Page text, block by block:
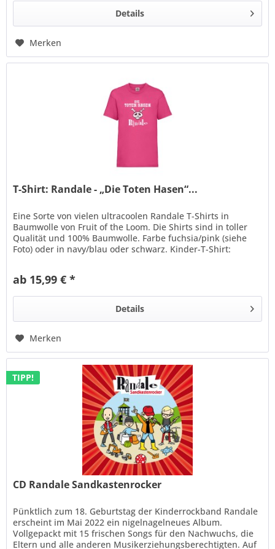
Details
Merken
T-Shirt: Randale - „Die Toten Hasen“...
Eine Sorte von vielen ultracoolen Randale T-Shirts in
Baumwolle von Fruit of the Loom. Die Shirts sind in toller
Qualität und 100% Baumwolle. Farbe fuchsia/pink (siehe
Foto) oder in navy/blau oder schwarz. Kinder-T-Shirt:
ab 15,99 € *
Details
Merken
TIPP!
CD Randale Sandkastenrocker
Pünktlich zum 18. Geburtstag der Kinderrockband Randale
erscheint im Mai 2022 ein nigelnagelneues Album.
Vollgepackt mit 15 frischen Songs für den Nachwuchs, die
Eltern und alle anderen Musikerziehungsberechtigten. Auf